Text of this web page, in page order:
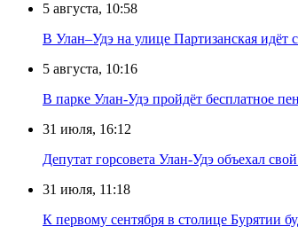
5 августа, 10:58
В Улан–Удэ на улице Партизанская
5 августа, 10:16
В парке Улан-Удэ пройдёт бесплатное
31 июля, 16:12
Депутат горсовета Улан-Удэ объехал
31 июля, 11:18
К первому сентября в столице Бурятии